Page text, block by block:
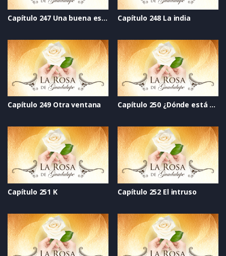
Capítulo 247 Una buena estrella Capítulo 248 La india
Capítulo 249 Otra ventana Capítulo 250 ¿Dónde está el sol_
Capítulo 251 K Capítulo 252 El intruso